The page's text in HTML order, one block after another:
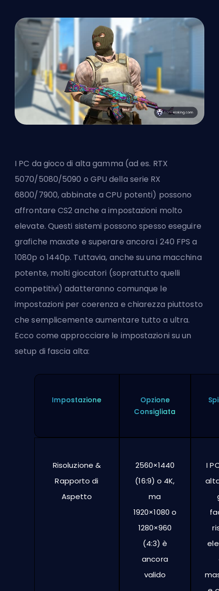
I PC da gioco di alta gamma (ad es. RTX
5070/5080/5090 o GPU della serie RX
6800/7900, abbinate a CPU potenti) possono
affrontare CS2 anche a impostazioni molto
elevate. Questi sistemi possono spesso eseguire
grafiche maxate e superare ancora i 240 FPS a
1080p o 1440p. Tuttavia, anche su una macchina
potente, molti giocatori (soprattutto quelli
competitivi) adatteranno comunque le
impostazioni per coerenza e chiarezza piuttosto
che semplicemente aumentare tutto a ultra.
Ecco come approcciare le impostazioni su un
setup di fascia alta:
Impostazione
Opzione
Consigliata
Risoluzione &
Rapporto di
Aspetto
2560×1440
(16:9) o 4K,
ma
1920×1080 o
1280×960
(4:3) è
ancora
valido
I